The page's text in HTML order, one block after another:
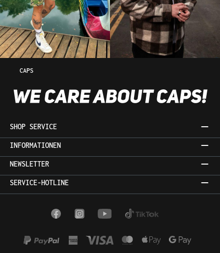
CAPS
SHOP SERVICE
INFORMATIONEN
NEWSLETTER
SERVICE-HOTLINE